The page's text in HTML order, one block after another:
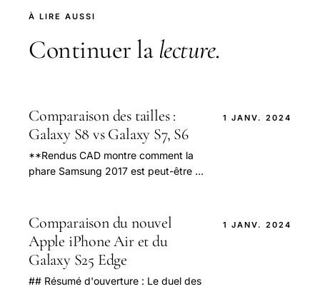
À LIRE AUSSI
Continuer la lecture.
Comparaison des tailles :
Galaxy S8 vs Galaxy S7, S6
**Rendus CAD montre comment la
phare Samsung 2017 est peut-être à
super-minces.
1 JANV. 2024
Comparaison du nouvel
Apple iPhone Air et du
Galaxy S25 Edge
## Résumé d'ouverture : Le duel des
1 JANV. 2024